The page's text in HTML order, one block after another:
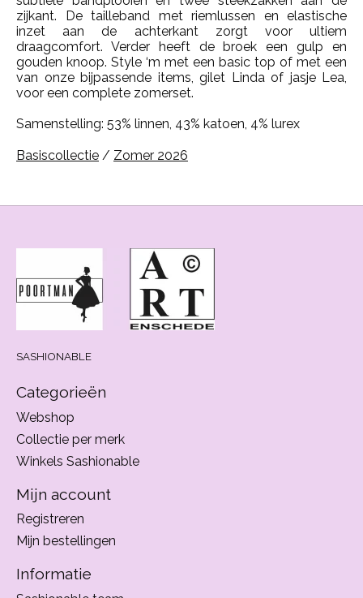
zijkant. De tailleband met riemlussen en elastische
inzet aan de achterkant zorgt voor ultiem
draagcomfort. Verder heeft de broek een gulp en
gouden knoop. Style ‘m met een basic top of met een
van onze bijpassende items, gilet Linda of jasje Lea,
voor een complete zomerset.
Samenstelling: 53% linnen, 43% katoen, 4% lurex
Basiscollectie / Zomer 2026
SASHIONABLE
Categorieën
Webshop
Collectie per merk
Winkels Sashionable
Mijn account
Registreren
Mijn bestellingen
Informatie